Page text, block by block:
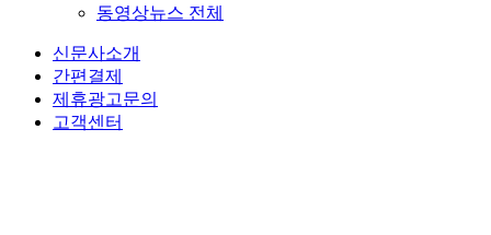
동영상뉴스 전체
신문사소개
간편결제
제휴광고문의
고객센터